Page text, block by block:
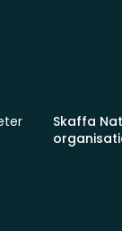
Skaffa